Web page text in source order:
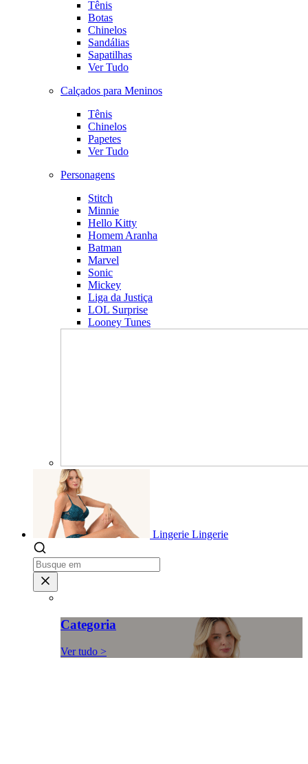
Tênis
Botas
Chinelos
Sandálias
Sapatilhas
Ver Tudo
Calçados para Meninos
Tênis
Chinelos
Papetes
Ver Tudo
Personagens
Stitch
Minnie
Hello Kitty
Homem Aranha
Batman
Marvel
Sonic
Mickey
Liga da Justiça
LOL Surprise
Looney Tunes
Lingerie Lingerie
Categoria
Ver tudo >